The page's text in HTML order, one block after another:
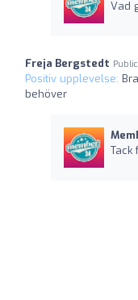
Vad
Freja Bergstedt
Positiv upplevelse:
behöver
Tack